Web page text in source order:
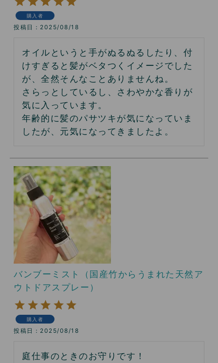
購入者
投稿日 2025/08/18
オイルというと手がぬるぬるしたり、付
けすぎると髪がベタつくイメージでした
が、全然そんなことありませんね。
さらっとしているし、さわやかな香りが
気に入っています。
年齢的に髪のパサツキが気になっていま
したが、元気になってきましたよ。
バンブーミスト（国産竹からうまれた天然ア
ウトドアスプレー）
購入者
投稿日 2025/08/18
庭仕事のときのお守りです！